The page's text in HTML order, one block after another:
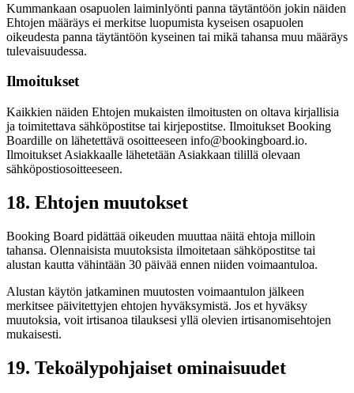
Kummankaan osapuolen laiminlyönti panna täytäntöön jokin näiden
Ehtojen määräys ei merkitse luopumista kyseisen osapuolen
oikeudesta panna täytäntöön kyseinen tai mikä tahansa muu määräys
tulevaisuudessa.
Ilmoitukset
Kaikkien näiden Ehtojen mukaisten ilmoitusten on oltava kirjallisia
ja toimitettava sähköpostitse tai kirjepostitse. Ilmoitukset Booking
Boardille on lähetettävä osoitteeseen info@bookingboard.io.
Ilmoitukset Asiakkaalle lähetetään Asiakkaan tilillä olevaan
sähköpostiosoitteeseen.
18. Ehtojen muutokset
Booking Board pidättää oikeuden muuttaa näitä ehtoja milloin
tahansa. Olennaisista muutoksista ilmoitetaan sähköpostitse tai
alustan kautta vähintään 30 päivää ennen niiden voimaantuloa.
Alustan käytön jatkaminen muutosten voimaantulon jälkeen
merkitsee päivitettyjen ehtojen hyväksymistä. Jos et hyväksy
muutoksia, voit irtisanoa tilauksesi yllä olevien irtisanomisehtojen
mukaisesti.
19. Tekoälypohjaiset ominaisuudet